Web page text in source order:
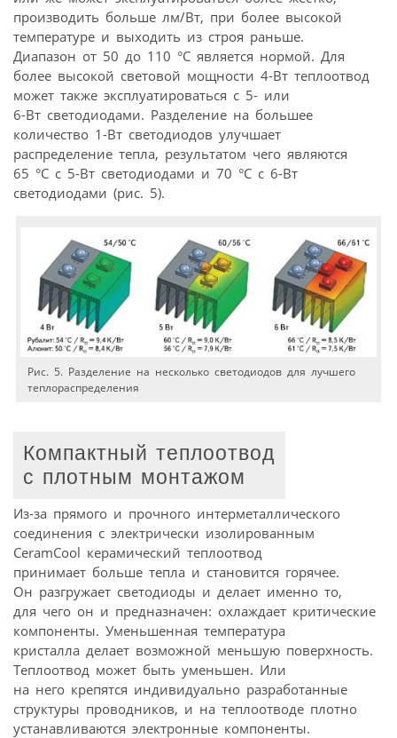
производить больше лм/Вт, при более высокой
температуре и выходить из строя раньше.
Диапазон от 50 до 110 °C является нормой. Для
более высокой световой мощности 4-Вт теплоотвод
может также эксплуатироваться с 5- или
6-Вт светодиодами. Разделение на большее
количество 1-Вт светодиодов улучшает
распределение тепла, результатом чего являются
65 °C с 5-Вт светодиодами и 70 °C с 6-Вт
светодиодами (рис. 5).
Рис. 5. Разделение на несколько светодиодов для лучшего
теплораспределения
Компактный теплоотвод
с плотным монтажом
Из-за прямого и прочного интерметаллического
соединения с электрически изолированным
CeramCool керамический теплоотвод
принимает больше тепла и становится горячее.
Он разгружает светодиоды и делает именно то,
для чего он и предназначен: охлаждает критические
компоненты. Уменьшенная температура
кристалла делает возможной меньшую поверхность.
Теплоотвод может быть уменьшен. Или
на него крепятся индивидуально разработанные
структуры проводников, и на теплоотводе плотно
устанавливаются электронные компоненты.